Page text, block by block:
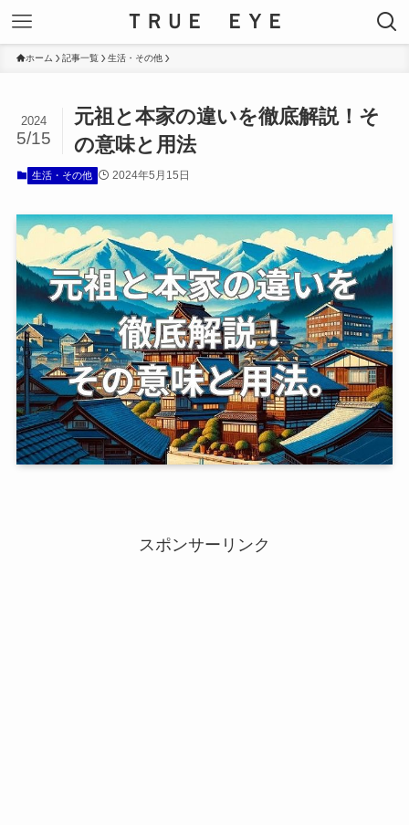
ＴＲＵＥ ＥＹＥ
ホーム 記事一覧 生活・その他
元祖と本家の違いを徹底解説！そ
の意味と用法
2024
5/15
生活・その他 2024年5月15日
スポンサーリンク